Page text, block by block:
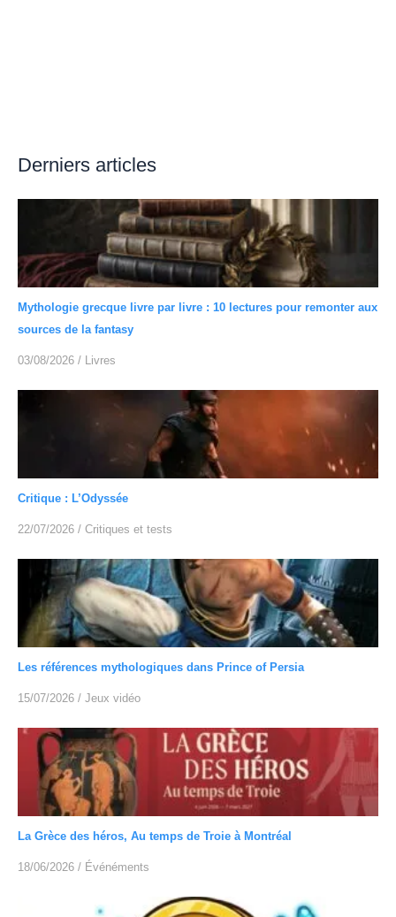
Derniers articles
Mythologie grecque livre par livre : 10 lectures pour remonter aux
sources de la fantasy
03/08/2026 / Livres
Critique : L’Odyssée
22/07/2026 / Critiques et tests
Les références mythologiques dans Prince of Persia
15/07/2026 / Jeux vidéo
La Grèce des héros, Au temps de Troie à Montréal
18/06/2026 / Événéments